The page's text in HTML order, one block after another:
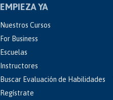
EMPIEZA YA
Nuestros Cursos
For Business
Escuelas
Instructores
Buscar Evaluación de Habilidades
Regístrate